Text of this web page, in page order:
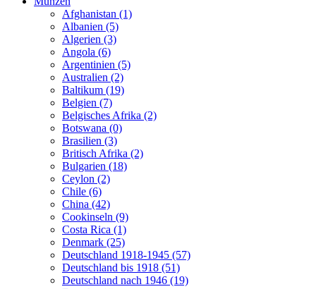
Afghanistan (1)
Albanien (5)
Algerien (3)
Angola (6)
Argentinien (5)
Australien (2)
Baltikum (19)
Belgien (7)
Belgisches Afrika (2)
Botswana (0)
Brasilien (3)
Britisch Afrika (2)
Bulgarien (18)
Ceylon (2)
Chile (6)
China (42)
Cookinseln (9)
Costa Rica (1)
Denmark (25)
Deutschland 1918-1945 (57)
Deutschland bis 1918 (51)
Deutschland nach 1946 (19)